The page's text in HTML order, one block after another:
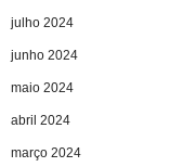
julho 2024
junho 2024
maio 2024
abril 2024
março 2024